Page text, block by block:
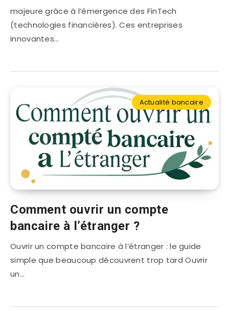
majeure grâce à l’émergence des FinTech
(technologies financières). Ces entreprises
innovantes…
Actualité bancaire
Comment ouvrir un compte
bancaire à l’étranger ?
Ouvrir un compte bancaire à l’étranger : le guide
simple que beaucoup découvrent trop tard Ouvrir
un…